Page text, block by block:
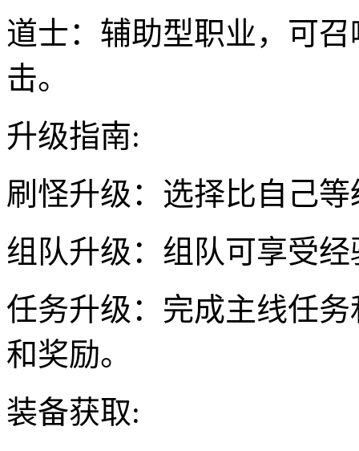
道士：辅助型职业，可
击。
升级指南:
刷怪升级：选择比自己
组队升级：组队可享受
任务升级：完成主线任
和奖励。
装备获取: